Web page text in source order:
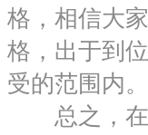
格，相信大
格，出于到
受的范围内。
总之，在